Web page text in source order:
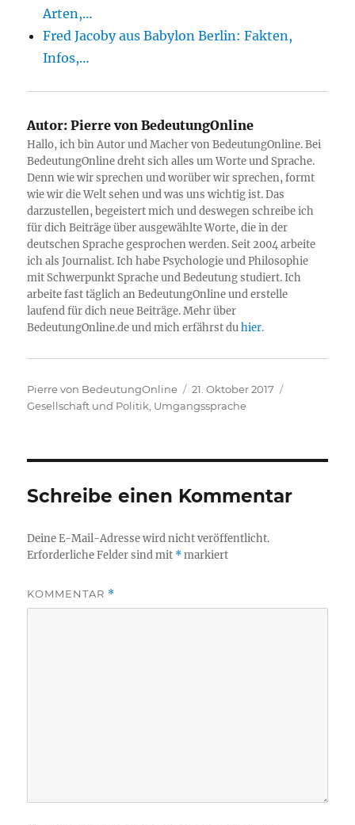
Arten,…
Fred Jacoby aus Babylon Berlin: Fakten,
Infos,…
Autor: Pierre von BedeutungOnline
Hallo, ich bin Autor und Macher von BedeutungOnline. Bei
BedeutungOnline dreht sich alles um Worte und Sprache.
Denn wie wir sprechen und worüber wir sprechen, formt
wie wir die Welt sehen und was uns wichtig ist. Das
darzustellen, begeistert mich und deswegen schreibe ich
für dich Beiträge über ausgewählte Worte, die in der
deutschen Sprache gesprochen werden. Seit 2004 arbeite
ich als Journalist. Ich habe Psychologie und Philosophie
mit Schwerpunkt Sprache und Bedeutung studiert. Ich
arbeite fast täglich an BedeutungOnline und erstelle
laufend für dich neue Beiträge. Mehr über
BedeutungOnline.de und mich erfährst duhier.
Autor
Pierre von BedeutungOnline
Veröffentlicht
am
21. Oktober 2017
Gesellschaft und Politik Umgangssprache
Schreibe einen Kommentar
Deine E-Mail-Adresse wird nicht veröffentlicht.
Erforderliche Felder sind mit *markiert
KOMMENTAR *